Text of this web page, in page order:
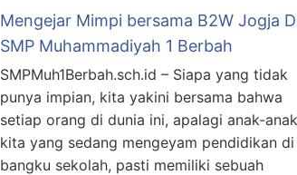
Mengejar Mimpi bersama B2W Jogja
SMP Muhammadiyah 1 Berbah
SMPMuh1Berbah.sch.id – Siapa yang tidak
punya impian, kita yakini bersama bahwa
setiap orang di dunia ini, apalagi anak-anak
kita yang sedang mengeyam pendidikan di
bangku sekolah, pasti memiliki sebuah